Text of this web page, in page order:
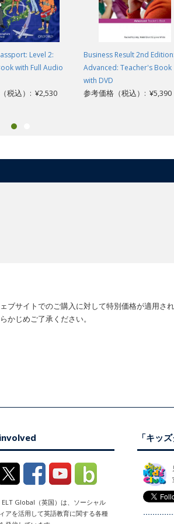
Level 2:
with Full Audio
税込）: ¥2,530
Business Result 2nd Edition:
Advanced: Teacher's Book
with DVD
参考価格（税込）: ¥5,390
サイトでのご購入に対して特別価格が適用さ
じめご了承ください。
ELT Global（英国）は、ソーシャル
アを活用して英語教育に関する各種
「キッ